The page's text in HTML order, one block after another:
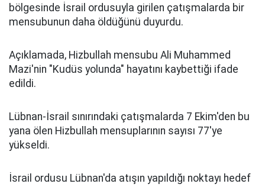
bölgesinde İsrail ordusuyla girilen çatışmalarda bir
mensubunun daha öldüğünü duyurdu.
Açıklamada, Hizbullah mensubu Ali Muhammed
Mazi'nin "Kudüs yolunda" hayatını kaybettiği ifade
edildi.
Lübnan-İsrail sınırındaki çatışmalarda 7 Ekim'den bu
yana ölen Hizbullah mensuplarının sayısı 77'ye
yükseldi.
İsrail ordusu Lübnan'da atışın yapıldığı noktayı hedef